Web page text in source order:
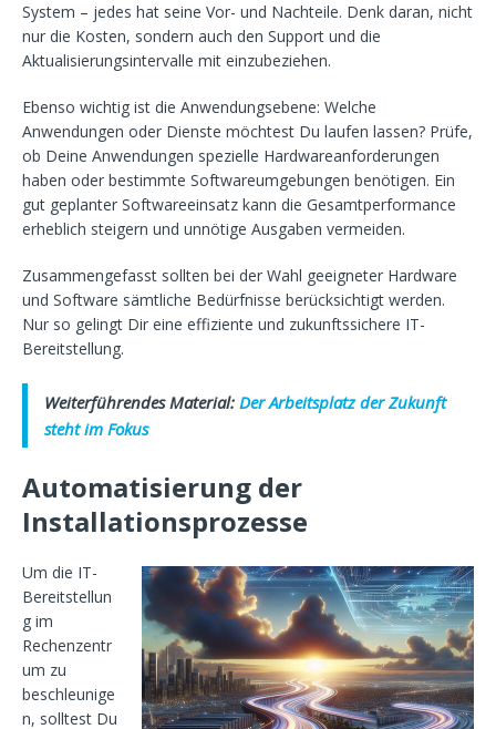
System – jedes hat seine Vor- und Nachteile. Denk daran, nicht
nur die Kosten, sondern auch den Support und die
Aktualisierungsintervalle mit einzubeziehen.
Ebenso wichtig ist die Anwendungsebene: Welche
Anwendungen oder Dienste möchtest Du laufen lassen? Prüfe,
ob Deine Anwendungen spezielle Hardwareanforderungen
haben oder bestimmte Softwareumgebungen benötigen. Ein
gut geplanter Softwareeinsatz kann die Gesamtperformance
erheblich steigern und unnötige Ausgaben vermeiden.
Zusammengefasst sollten bei der Wahl geeigneter Hardware
und Software sämtliche Bedürfnisse berücksichtigt werden.
Nur so gelingt Dir eine effiziente und zukunftssichere IT-
Bereitstellung.
Weiterführendes Material: Der Arbeitsplatz der Zukunft
steht im Fokus
Automatisierung der
Installationsprozesse
Um die IT-
Bereitstellun
g im
Rechenzentr
um zu
beschleunige
n, solltest Du